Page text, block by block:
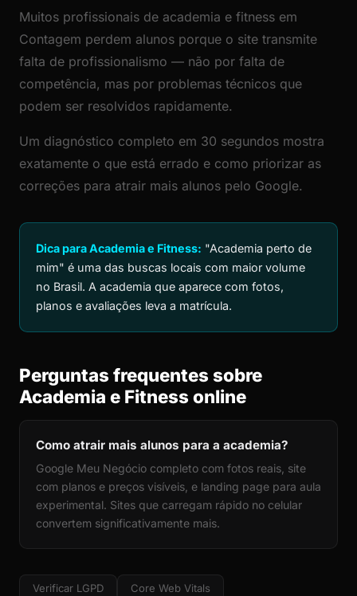
Muitos profissionais de academia e fitness em
Contagem perdem alunos porque o site transmite
falta de profissionalismo — não por falta de
competência, mas por problemas técnicos que
podem ser resolvidos rapidamente.
Um diagnóstico completo em 30 segundos mostra
exatamente o que está errado e como priorizar as
correções para atrair mais alunos pelo Google.
Dica para Academia e Fitness: "Academia perto de
mim" é uma das buscas locais com maior volume
no Brasil. A academia que aparece com fotos,
planos e avaliações leva a matrícula.
Perguntas frequentes sobre
Academia e Fitness online
Como atrair mais alunos para a academia?
Google Meu Negócio completo com fotos reais, site
com planos e preços visíveis, e landing page para aula
experimental. Sites que carregam rápido no celular
convertem significativamente mais.
Verificar LGPD Core Web Vitals